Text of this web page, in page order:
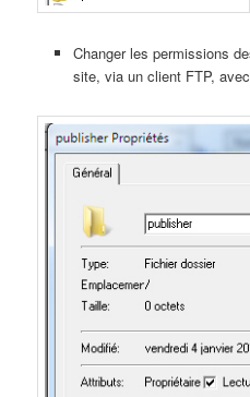
Changer les permissions
site, via un client FTP,